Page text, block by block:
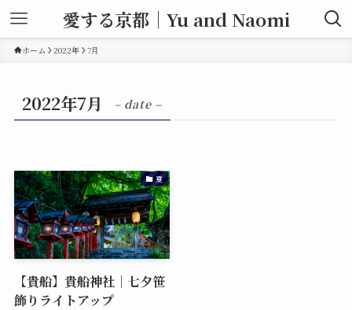
愛する京都｜Yu and Naomi
ホーム 2022年 7月
2022年7月 – date –
夏
【貴船】貴船神社｜七夕笹
飾りライトアップ